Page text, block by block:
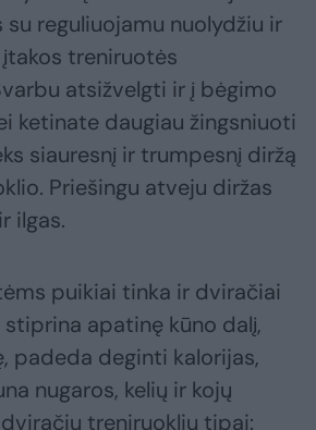
reguliuojamu nuolydžiu ir
treniruotės
atsižvelgti ir į bėgimo
ketinate daugiau žingsniuoti
siauresnį ir trumpesnį diržą
Priešingu atveju diržas
ilgas.
puikiai tinka ir dviračiai
apatinę kūno dalį,
padeda deginti kalorijas,
nugaros, kelių ir kojų
dviračių treniruoklių tipai: